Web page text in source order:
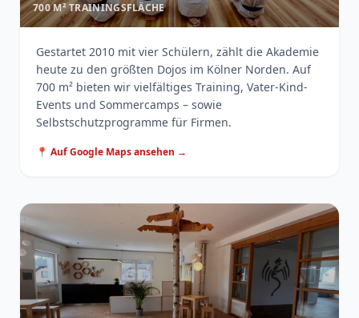
700 M² TRAININGSFLÄCHE
Gestartet 2010 mit vier Schülern, zählt die Akademie
heute zu den größten Dojos im Kölner Norden. Auf
700 m² bieten wir vielfältiges Training, Vater-Kind-
Events und Sommercamps – sowie
Selbstschutzprogramme für Firmen.
📍 Auf Google Maps ansehen →